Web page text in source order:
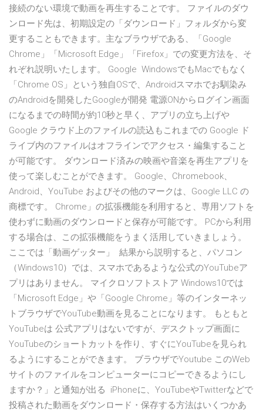
接続のない環境で動画を再生することです。 ファイルのダウ
ンロード先は、初期設定の「ダウンロード」フォルダから変
更することもできます。主なブラウザである、「Google
Chrome」「Microsoft Edge」「Firefox」での変更方法を、そ
れぞれ説明いたします。 Google WindowsでもMacでもなく
「Chrome OS」という独自OSで、Androidスマホでお馴染み
のAndroidを開発したGoogleが開発 電源ONからログイン画面
になるまでの時間が約10秒と早く、アプリの立ち上げや
Google クラウド上のファイルの読込もこれまでの Google ド
ライブ内のファイルはオフラインでアクセス・編集すること
が可能です。 ダウンロード済みの映画や音楽を再生アプリを
使って楽しむことができます。 Google、Chromebook、
Android、YouTube およびその他のマークは、Google LLC の
商標です。 Chrome」の拡張機能を利用すると、専用ソフトを
使わずに動画のダウンロードと保存が可能です。 PCから利用
する場合は、この拡張機能をうまく活用していきましょう。
ここでは「動画ゲッター」 結果から説明すると、パソコン
（Windows10）では、スマホであるような公式のYouTubeア
プリはありません。 マイクロソフトストア Windows10では
「Microsoft Edge」や「Google Chrome」等のインターネッ
トブラウザでYouTube動画を見ることになります。 もともと
YouTubeは 公式アプリはないですが、デスクトップ画面に
YouTubeのショートカットを作り、すぐにYouTubeを見られ
るようにすることができます。 ブラウザでYoutube このWeb
サイトのファイルをコンピューターにコピーできるようにし
ますか？」と通知が出る iPhoneに、YouTubeやTwitterなどで
投稿された動画をダウンロード・保存する方法はいくつかあ